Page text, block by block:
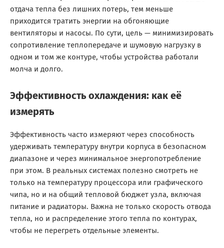
отдача тепла без лишних потерь, тем меньше
приходится тратить энергии на обгоняющие
вентиляторы и насосы. По сути, цель — минимизировать
сопротивление теплопередаче и шумовую нагрузку в
одном и том же контуре, чтобы устройства работали
молча и долго.
Эффективность охлаждения: как её
измерять
Эффективность часто измеряют через способность
удерживать температуру внутри корпуса в безопасном
диапазоне и через минимальное энергопотребление
при этом. В реальных системах полезно смотреть не
только на температуру процессора или графического
чипа, но и на общий тепловой бюджет узла, включая
питание и радиаторы. Важна не только скорость отвода
тепла, но и распределение этого тепла по контурах,
чтобы не перегреть отдельные элементы.